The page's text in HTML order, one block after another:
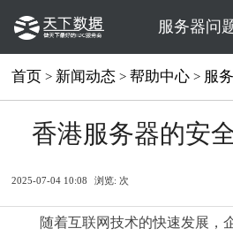
服务器问
首页 > 新闻动态 >帮助中心 > 服
香港服务器的安
2025-07-04 10:08 浏览: 次
随着互联网技术的快速发展，